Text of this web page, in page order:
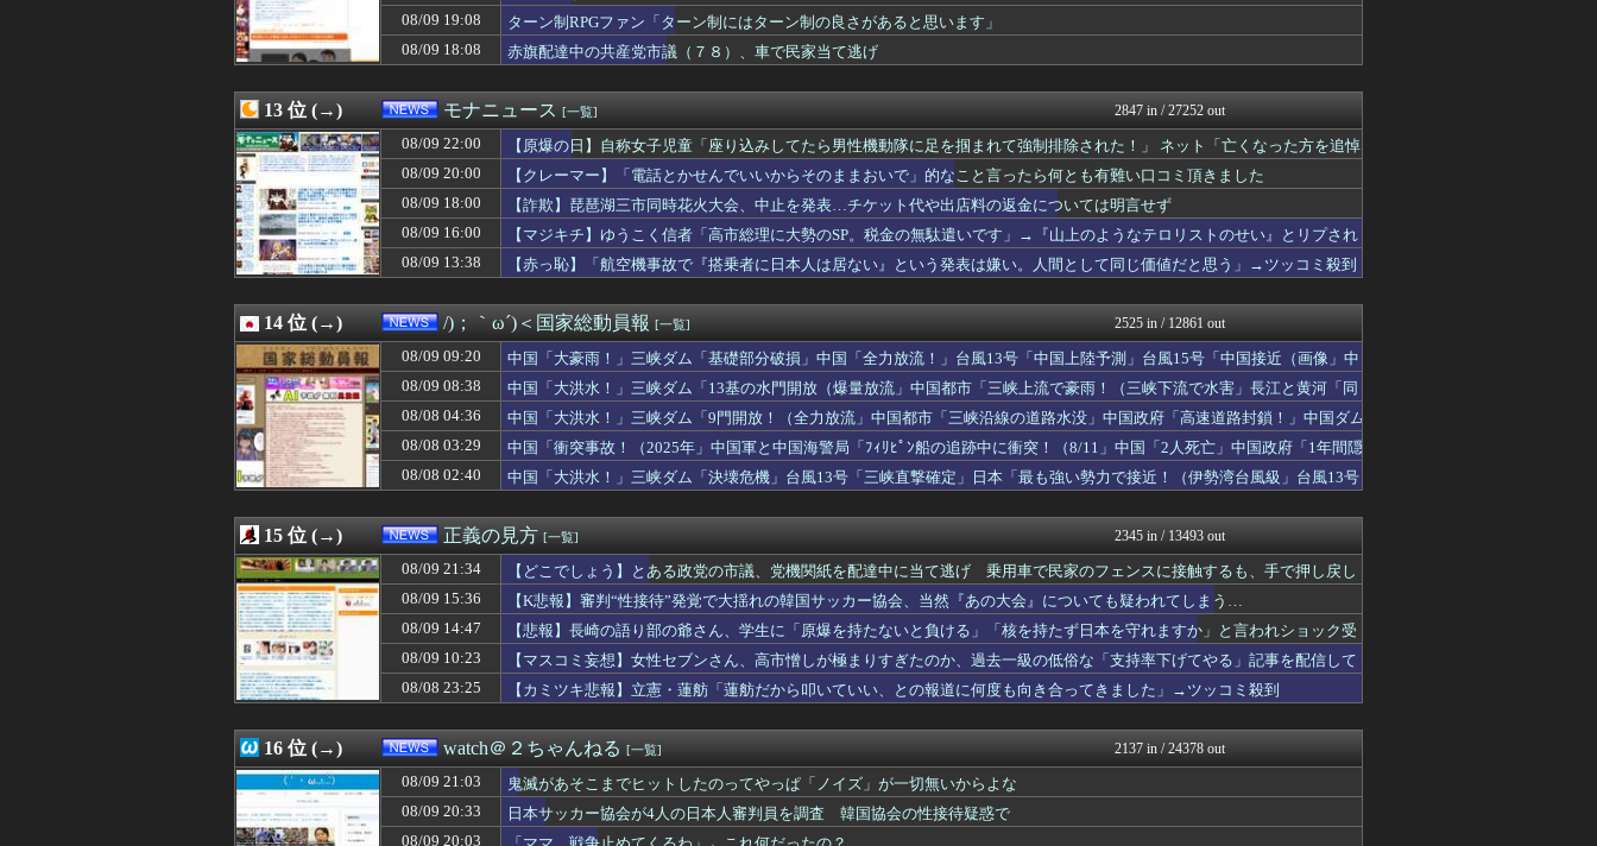
08/09 18:00
【画像あり】昨日の銀だこ、「88人しか買えない88円」に大行列をなす都民コチラ...
08/09 18:00
元ジャンポケ斉藤被告、ガチでぶっ壊れてしまう
08/09 18:00
【詐欺】琵琶湖三市同時花火大会、中止を発表…チケット代や出店料の返金については...
モナニュース
08/09 18:00
スティーブ・ジョブズとは何者か——禅僧に「弟子入り」した男が、自分で創った会社...
ネトウヨにゅーす
08/09 18:00
【平成レジェンド】宮沢りえ『サンタフェ』保存で38歳講師を逮捕、令和の法改正で...
モッコスヌ〜ン
08/09 17:55
高市総理「物価上昇を上回る賃上げを日本に定着させる」 国家公務員月給3.51％...
国難にあってもの申す！！
08/09 17:43
「神聖なる場所です」靖国神社、境内におけるコスプレや軍装の禁止を発表！
軍事・ミリタリー速報☆彡
08/09 17:30
【激安速報】ダイヤモンドの功罪、リアル、ひゃくえむ。などがKindle実質半額...
オレ的ゲーム速報＠刃
08/09 17:30
「撃たれても撃っちゃイカン」警視庁OBが明かす拳銃使用の葛藤…河内長野「2発で...
痛いニュース(ﾉ∀`)
08/09 17:30
【コルク半ヘルメット狩り】暴走族の少年5人と父親を逮捕、因縁つけ暴行
モッコスヌ〜ン
08/09 17:29
【週刊フジ】減税反対結構 ならば石破と河野は離党してケジメをつけろ
日本第一！ニュース録
08/09 17:15
毎日タンパク質175g摂ってるけど質問は？
まとめたニュース
08/09 17:15
嫌われ者 〜 パヨク広島襲来… 地元民から「帰れ！」と罵声を浴びせられ、機動隊...
反日愚国 恨寓瘻
08/09 17:12
【謎】岡崎市の公務員、妻を連れてサーフィンに出かけた結果・・・
NEWSまとめもりー｜2c...
08/09 17:09
新入社員を土日遊びに誘おうと思ってるんやけど普通に飲みとかでええんかな
ふぇー速
08/09 17:09
「アニソン盆祭りで日本の品格が落ちた」と酷評した元女優、「あんたが品格を語るの...
U-1 NEWS.
08/09 17:07
ガチの高学歴達の能力ヤバすぎワロタｗ
ふぇー速
08/09 17:03
未だに男が奢って当たり前なのってマジで謎なんやが
watch＠２ちゃんねる
08/09 17:00
トー横キッズ、大人に失望「悩み相談しても○○されて終わり。傷つくだけ」
オレ的ゲーム速報＠刃
08/09 17:00
【ペット】なぜ人間は自らネコの「下僕」になるのか? 重度の愛猫ロス経験の東大教...
常識的に考えた
08/09 17:00
【画像あり】お前らはこの「ハンバーグ定食」にいくら払える？
投資ちゃんねる
08/09 17:00
【米国】「泣き言やめて仕事見つけろ。ラーメンを食え」議員らの投稿にバンス氏が猛...
みそパンNEWS
08/09 17:00
【三峡ダム】全開放流で下流パニック！ダムの存在意義を問う モッコスヌ〜ン
08/09 19:08
ターン制RPGファン「ターン制にはターン制の良さがあると思います」
08/09 18:08
赤旗配達中の共産党市議（７８）、車で民家当て逃げ
13 位 (→) モナニュース [一覧] 2847 in / 27252 out
08/09 22:00
【原爆の日】自称女子児童「座り込みしてたら男性機動隊に足を掴まれて強制排除された！」 ネット「亡くなった方を追悼
する場で騒ぐのは言語道断。原爆を落としたのは日本ではない」
08/09 20:00
【クレーマー】「電話とかせんでいいからそのままおいで」的なこと言ったら何とも有難い口コミ頂きました
08/09 18:00
【詐欺】琵琶湖三市同時花火大会、中止を発表…チケット代や出店料の返金については明言せず
08/09 16:00
【マジキチ】ゆうこく信者「高市総理に大勢のSP。税金の無駄遣いです」→『山上のようなテロリストのせい』とリプされ
「山上君が犯人だとまだ思っておられるのですか？」ドヤ顔ポスト
08/09 13:38
【赤っ恥】「航空機事故で『搭乗者に日本人は居ない』という発表は嫌い。人間として同じ価値だと思う」→ツッコミ殺到
14 位 (→) /)；｀ω´)＜国家総動員報 [一覧] 2525 in / 12861 out
08/09 09:20
中国「大豪雨！」三峡ダム「基礎部分破損」中国「全力放流！」台風13号「中国上陸予測」台風15号「中国接近（画像」中
国「台風同時上陸！（穀物生産が壊滅危機」→
08/09 08:38
中国「大洪水！」三峡ダム「13基の水門開放（爆量放流」中国都市「三峡上流で豪雨！（三峡下流で水害」長江と黄河「同
時氾濫危機」台風13号「中国本土上陸（画像」→
08/08 04:36
中国「大洪水！」三峡ダム「9門開放！（全力放流」中国都市「三峡沿線の道路水没」中国政府「高速道路封鎖！」中国ダム
「緊急放流に合わせて開門（土砂崩れ発生」→
08/08 03:29
中国「衝突事故！（2025年」中国軍と中国海警局「ﾌｨﾘﾋﾟﾝ船の追跡中に衝突！（8/11」中国「2人死亡」中国政府「1年間隠
蔽」日本「隠蔽された事実報道！（2026年」→
08/08 02:40
中国「大洪水！」三峡ダム「決壊危機」台風13号「三峡直撃確定」日本「最も強い勢力で接近！（伊勢湾台風級」台風13号
15 位 (→) 正義の見方 [一覧] 2345 in / 13493 out
08/09 21:34
【どこでしょう】とある政党の市議、党機関紙を配達中に当て逃げ 乗用車で民家のフェンスに接触するも、手で押し戻し
通報せず次の配達先へ その後議会出席
08/09 15:36
【K悲報】審判“性接待”発覚で大揺れの韓国サッカー協会、当然『あの大会』についても疑われてしまう…
08/09 14:47
【悲報】長崎の語り部の爺さん、学生に「原爆を持たないと負ける」「核を持たず日本を守れますか」と言われショック受
ける…西日本新聞社説「愚かな核抑止論を許さぬ」
08/09 10:23
【マスコミ妄想】女性セブンさん、高市憎しが極まりすぎたのか、過去一級の低俗な「支持率下げてやる」記事を配信して
しまう 想像の10倍低俗
08/08 23:25 【カミツキ悲報】立憲・蓮舫「蓮舫だから叩いていい、との報道に何度も向き合ってきました」→ツッコミ殺到
16 位 (→) watch＠２ちゃんねる [一覧] 2137 in / 24378 out
08/09 21:03
鬼滅があそこまでヒットしたのってやっぱ「ノイズ」が一切無いからよな
08/09 20:33
日本サッカー協会が4人の日本人審判員を調査 韓国協会の性接待疑惑で
08/09 20:03